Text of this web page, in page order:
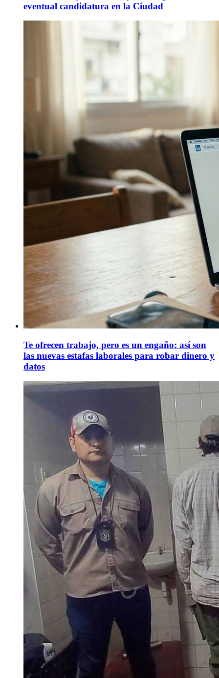
eventual candidatura en la Ciudad
Te ofrecen trabajo, pero es un engaño: así son
las nuevas estafas laborales para robar dinero y
datos